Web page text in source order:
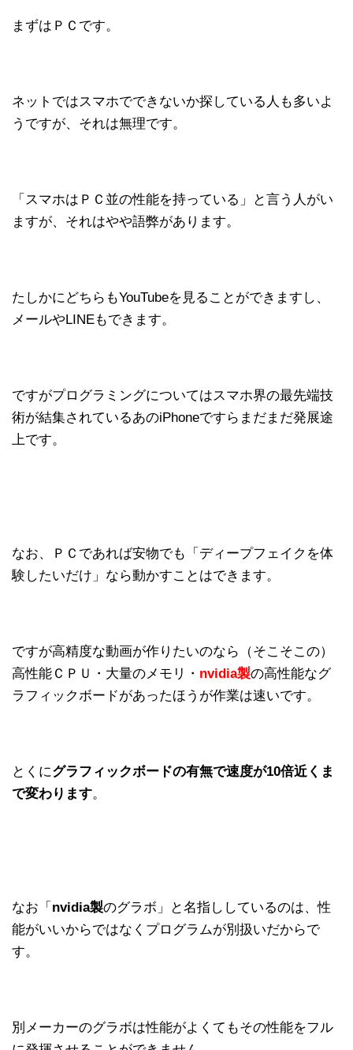
まずはＰＣです。
ネットではスマホでできないか探している人も多いよ
うですが、それは無理です。
「スマホはＰＣ並の性能を持っている」と言う人がい
ますが、それはやや語弊があります。
たしかにどちらもYouTubeを見ることができますし、
メールやLINEもできます。
ですがプログラミングについてはスマホ界の最先端技
術が結集されているあのiPhoneですらまだまだ発展途
上です。
なお、ＰＣであれば安物でも「ディープフェイクを体
験したいだけ」なら動かすことはできます。
ですが高精度な動画が作りたいのなら（そこそこの）
高性能ＣＰＵ・大量のメモリ・ nvidia製の高性能なグ
ラフィックボードがあったほうが作業は速いです。
とくにグラフィックボードの有無で速度が10倍近くま
で変わります。
なお「 nvidia製のグラボ」と名指ししているのは、性
能がいいからではなくプログラムが別扱いだからで
す。
別メーカーのグラボは性能がよくてもその性能をフル